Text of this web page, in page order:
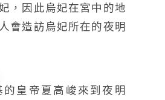
，因此烏妃在宮中的地
會造訪烏妃所在的夜明
皇帝夏高峻來到夜明